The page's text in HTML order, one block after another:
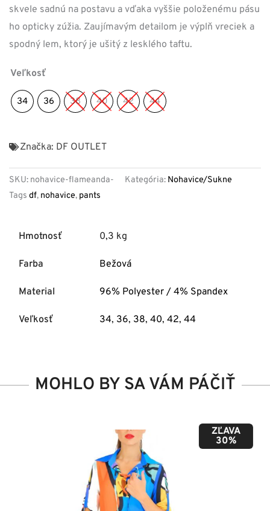
skvele sadnú na postavu a vďaka vyššie položenému pásu
ho opticky zúžia. Zaujímavým detailom je výplň vreciek a
spodný lem, ktorý je ušitý z lesklého taftu.
Veľkosť
34 36 38 40 42 44
Značka: DF OUTLET
SKU: nohavice-flameanda- Kategória: Nohavice/Sukne
Tags df, nohavice, pants
Hmotnosť 0,3 kg
Farba Bežová
Material 96% Polyester / 4% Spandex
Veľkosť 34, 36, 38, 40, 42, 44
MOHLO BY SA VÁM PÁČIŤ
ZĽAVA
50%